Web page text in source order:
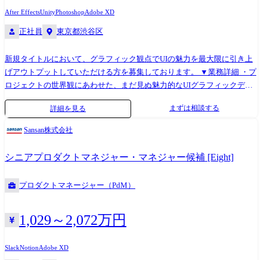
After EffectsUnityPhotoshopAdobe XD
正社員 東京都渋谷区
新規タイトルにおいて、グラフィック観点でUIの魅力を最大限に引き上
げアウトプットしていただける方を募集しております。 ▼業務詳細 ・プ
ロジェクトの世界観にあわせた、まだ見ぬ魅力的なUIグラフィックデザ
インの創出 ・デザイン素材制作(各ゲーム画面におけるデザイン素材全
般) ・UIアニメーションや演出アニメーション制作
詳細を見る まずは相談する
Sansan株式会社
シニアプロダクトマネジャー・マネジャー候補 [Eight]
プロダクトマネージャー（PdM）
1,029～2,072万円
SlackNotionAdobe XD